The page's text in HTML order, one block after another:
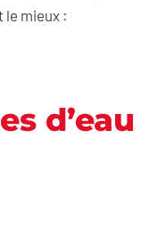
mieux :
d’eau